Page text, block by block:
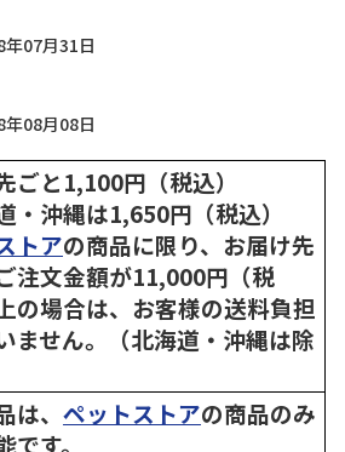
07月31日
08月08日
ごと1,100円（税込）
・沖縄は1,650円（税込）
トアの商品に限り、お届け先
注文金額が11,000円（税
の場合は、お客様の送料負担
ません。（北海道・沖縄は除
は、 ペットストアの商品のみ
です。